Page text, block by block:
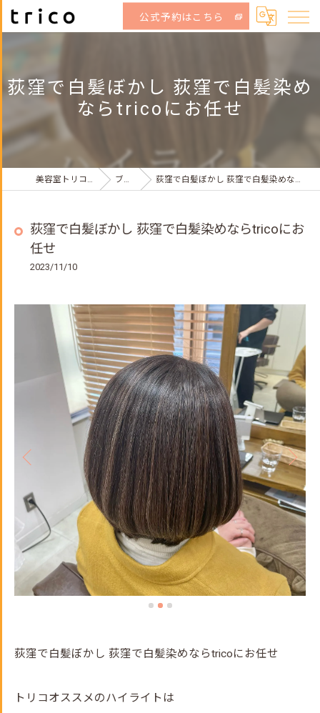
公式予約はこちら
荻窪で白髪ぼかし 荻窪で白髪染め
ならtricoにお任せ
美容室トリコ荻窪店 ブログ 荻窪で白髪ぼかし 荻窪で白髪染めならtricoにお任せ
荻窪で白髪ぼかし 荻窪で白髪染めならtricoにお
任せ
2023/11/10
荻窪で白髪ぼかし 荻窪で白髪染めならtricoにお任せ
トリコオススメのハイライトは